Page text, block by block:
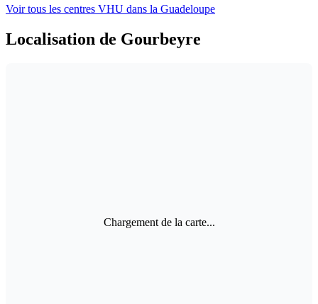
Voir tous les centres VHU dans la Guadeloupe
Localisation de Gourbeyre
Chargement de la carte...